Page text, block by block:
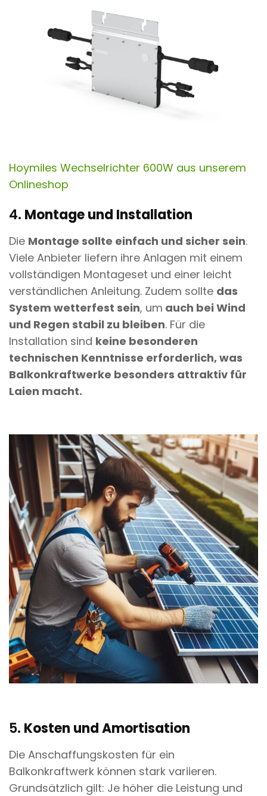
Hoymiles Wechselrichter 600W aus unserem
Onlineshop
4. Montage und Installation
Die Montage sollte einfach und sicher sein.
Viele Anbieter liefern ihre Anlagen mit einem
vollständigen Montageset und einer leicht
verständlichen Anleitung. Zudem sollte das
System wetterfest sein, um auch bei Wind
und Regen stabil zu bleiben. Für die
Installation sind keine besonderen
technischen Kenntnisse erforderlich, was
Balkonkraftwerke besonders attraktiv für
Laien macht.
5. Kosten und Amortisation
Die Anschaffungskosten für ein
Balkonkraftwerk können stark variieren.
Grundsätzlich gilt: Je höher die Leistung und